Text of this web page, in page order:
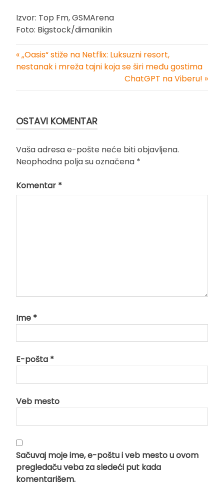
Izvor: Top Fm, GSMArena
Foto: Bigstock/dimanikin
Kretanje
članka
« „Oasis“ stiže na Netflix: Luksuzni resort,
nestanak i mreža tajni koja se širi među gostima
ChatGPT na Viberu! »
OSTAVI KOMENTAR
Vaša adresa e-pošte neće biti objavljena.
Neophodna polja su označena *
Komentar *
Ime *
E-pošta *
Veb mesto
Sačuvaj moje ime, e-poštu i veb mesto u ovom
pregledaču veba za sledeći put kada
komentarišem.